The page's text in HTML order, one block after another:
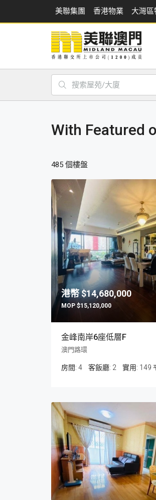
美聯集團 香港物業 大灣區
With Featured
485 個樓盤
$14,680,000
$15,120,000
金峰南岸6座低層F
澳門路環
房間: 4 客飯廳: 2 149